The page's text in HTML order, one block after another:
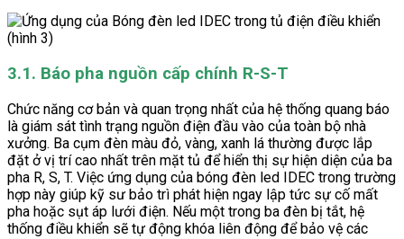
3.1. Báo pha nguồn cấp chính R-S-T
Chức năng cơ bản và quan trọng nhất của hệ thống quang báo
là giám sát tình trạng nguồn điện đầu vào của toàn bộ nhà
xưởng. Ba cụm đèn màu đỏ, vàng, xanh lá thường được lắp
đặt ở vị trí cao nhất trên mặt tủ để hiển thị sự hiện diện của ba
pha R, S, T. Việc ứng dụng của bóng đèn led IDEC trong trường
hợp này giúp kỹ sư bảo trì phát hiện ngay lập tức sự cố mất
pha hoặc sụt áp lưới điện. Nếu một trong ba đèn bị tắt, hệ
thống điều khiển sẽ tự động khóa liên động để bảo vệ các